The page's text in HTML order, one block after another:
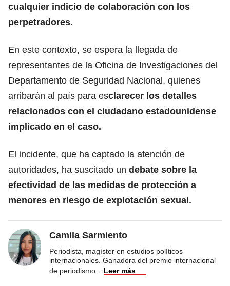
cualquier indicio de colaboración con los
perpetradores.
En este contexto, se espera la llegada de
representantes de la Oficina de Investigaciones del
Departamento de Seguridad Nacional, quienes
arribarán al país para esclarecer los detalles
relacionados con el ciudadano estadounidense
implicado en el caso.
El incidente, que ha captado la atención de
autoridades, ha suscitado un debate sobre la
efectividad de las medidas de protección a
menores en riesgo de explotación sexual.
Camila Sarmiento
Periodista, magíster en estudios políticos
internacionales. Ganadora del premio internacional
de periodismo
Leer más